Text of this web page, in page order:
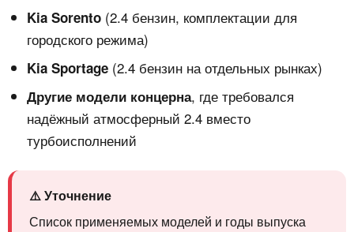
Kia Sorento (2.4 бензин, комплектации для
городского режима)
Kia Sportage (2.4 бензин на отдельных рынках)
Другие модели концерна, где требовался
надёжный атмосферный 2.4 вместо
турбоисполнений
⚠️ Уточнение
Список применяемых моделей и годы выпуска